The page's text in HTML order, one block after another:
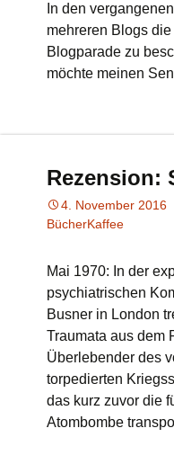
In den
mehreren Blogs
Blogparade zu
möchte meinen
Rezension:
4. November 2016
BücherKaffee
Mai 1970: In der
psychiatrischen
Busner in London
Traumata aus dem
Überlebender des
torpedierten
das kurz zuvor die
Atombombe